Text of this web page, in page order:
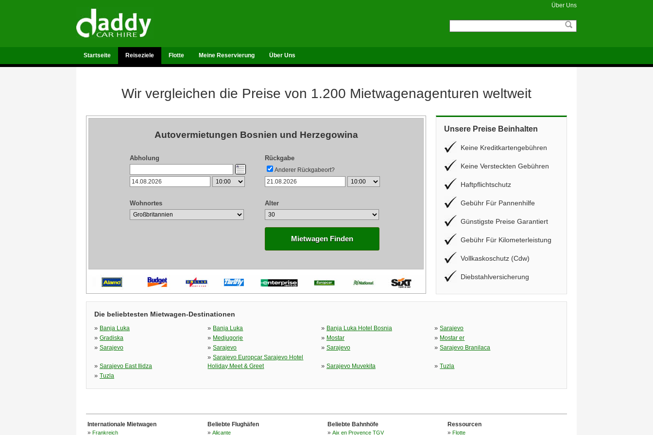
Über Uns
Startseite Reiseziele Flotte Meine Reservierung Über Uns
Wir vergleichen die Preise von 1.200 Mietwagenagenturen weltweit
Autovermietungen Bosnien und Herzegowina
Abholung Rückgabe
Anderer Rückgabeort?
Wohnortes Alter
Mietwagen Finden
Unsere Preise Beinhalten
Keine Kreditkartengebühren
Keine Versteckten Gebühren
Haftpflichtschutz
Gebühr Für Pannenhilfe
Günstigste Preise Garantiert
Gebühr Für Kilometerleistung
Vollkaskoschutz (Cdw)
Diebstahlversicherung
Die beliebtesten Mietwagen-Destinationen
» Banja Luka » Banja Luka » Banja Luka Hotel Bosnia »Sarajevo
» Gradiska » Medjugorje » Mostar » Mostar er
» Sarajevo »Sarajevo » Sarajevo »Sarajevo Branilaca
» Sarajevo East Ilidza
»Sarajevo Europcar Sarajevo Hotel
Holiday Meet & Greet
» Sarajevo Muvekita »Tuzla
» Tuzla
Internationale Mietwagen
» Frankreich
Beliebte Flughäfen
» Alicante
Beliebte Bahnhöfe
» Aix en Provence TGV
Ressourcen
» Flotte